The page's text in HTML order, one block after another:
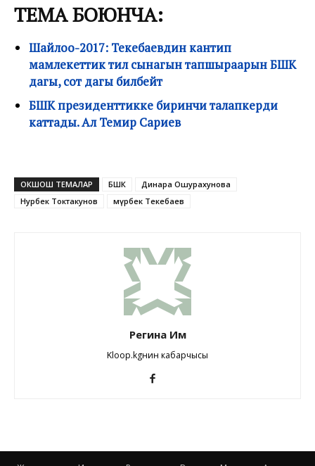
ТЕМА БОЮНЧА:
Шайлоо-2017: Текебаевдин кантип
мамлекеттик тил сынагын тапшыраарын БШК
дагы, сот дагы билбейт
БШК президенттикке биринчи талапкерди
каттады. Ал Темир Сариев
ОКШОШ ТЕМАЛАР БШК
Динара Ошурахунова
Нурбек Токтакунов
Өмүрбек Текебаев
Регина Им
Kloop.kgнин кабарчысы